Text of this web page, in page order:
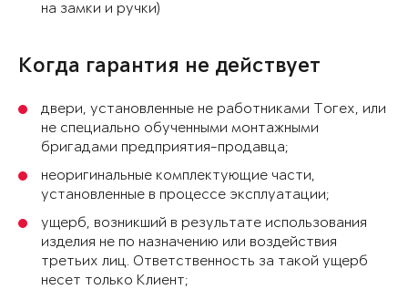
на замки и ручки)
Когда гарантия не действует
двери, установленные не работниками Тогех, или
не специально обученными монтажными
бригадами предприятия-продавца;
неоригинальные комплектующие части,
установленные в процессе эксплуатации;
ущерб, возникший в результате использования
изделия не по назначению или воздействия
третьих лиц. Ответственность за такой ущерб
несет только Клиент;